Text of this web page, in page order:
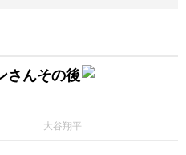
さんその後
大谷翔平